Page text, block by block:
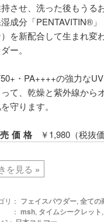
させ、洗った後もうる
成分「PENTAVITIN®
）を新配合して生まれ変
ー。
・PA++++の強力な
て、乾燥と紫外線から
守ります。
価格 ￥1,980（税抜
を見る »
リ： フェイスパウダー, 全ての
： msh, タイムシークレット,